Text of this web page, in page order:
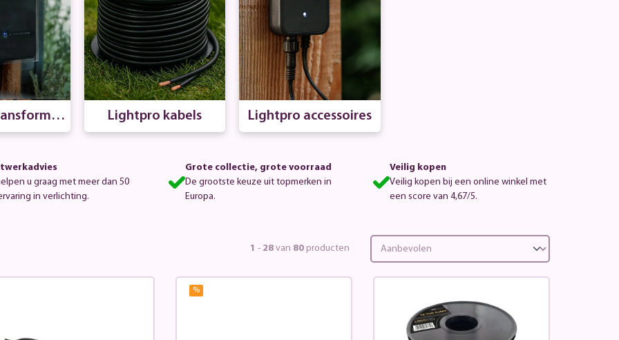
Lightpro kabels Lightpro accessoires
u graag met meer dan 50
in verlichting.
Grote collectie, grote voorraad
De grootste keuze uit topmerken in
Europa.
Veilig kopen
Veilig kopen bij een online winkel met
een score van 4,67/5.
1 - 28 van 80 producten
%